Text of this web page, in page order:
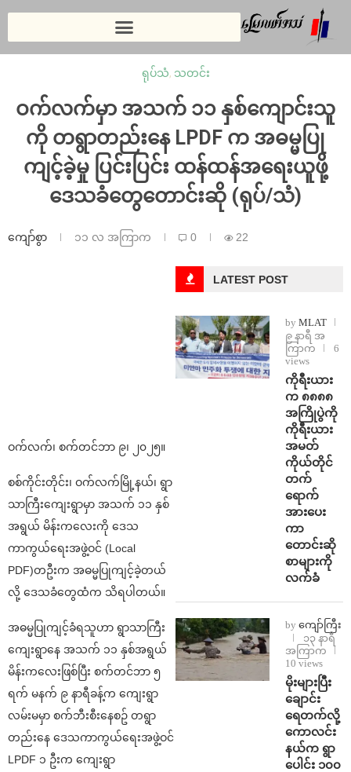
ရုပ်သံ, သတင်း
ဝက်လက်မှာ အသက် ၁၁ နှစ်ကျောင်းသူ
ကို တရွာတည်းနေ LPDF က အဓမ္မပြု
ကျင့်ခဲ့မှု ပြင်းပြင်း ထန်ထန်အရေးယူဖို့
ဒေသခံတွေတောင်းဆို (ရုပ်/သံ)
ကျော်စွာ ၁၁ လ အကြာက 0 22
ဝက်လက်၊ စက်တင်ဘာ ၉၊ ၂၀၂၅။
စစ်ကိုင်းတိုင်း၊ ဝက်လက်မြို့နယ်၊ ရွာ
သာကြီးကျေးရွာမှာ အသက် ၁၁ နှစ်
အရွယ် မိန်းကလေးကို ဒေသ
ကာကွယ်ရေးအဖွဲ့ဝင် (Local
PDF)တဦးက အဓမ္မပြုကျင့်ခဲ့တယ်
လို့ ဒေသခံတွေထံက သိရပါတယ်။
အဓမ္မပြုကျင့်ခံရသူဟာ ရွာသာကြီး
ကျေးရွာနေ အသက် ၁၁ နှစ်အရွယ်
မိန်းကလေးဖြစ်ပြီး စက်တင်ဘာ ၅
ရက် မနက် ၉ နာရီခန့်က ကျေးရွာ
လမ်းမမှာ စက်ဘီးစီးနေစဥ် တရွာ
တည်းနေ ဒေသကာကွယ်ရေးအဖွဲ့ဝင်
LPDF ၁ ဦးက ကျေးရွာ
LATEST POST
by MLAT
၉ နာရီ အ
ကြာက
6
views
ကိုရီးယား
က ၈၈၈၈
အကြိုပွဲကို
ကိုရီးယား
အမတ်
ကိုယ်တိုင်
တက်
ရောက်
အားပေး
ကာ
တောင်းဆို
စာများကို
လက်ခံ
by ကျော်ကြီး
၁၃ နာရီ
အကြာက
10 views
⁨မိုးများပြီး
ချောင်း
ရေတက်လို့
ကောလင်း
နယ်က ရွာ
ပေါင်း ၁၀၀